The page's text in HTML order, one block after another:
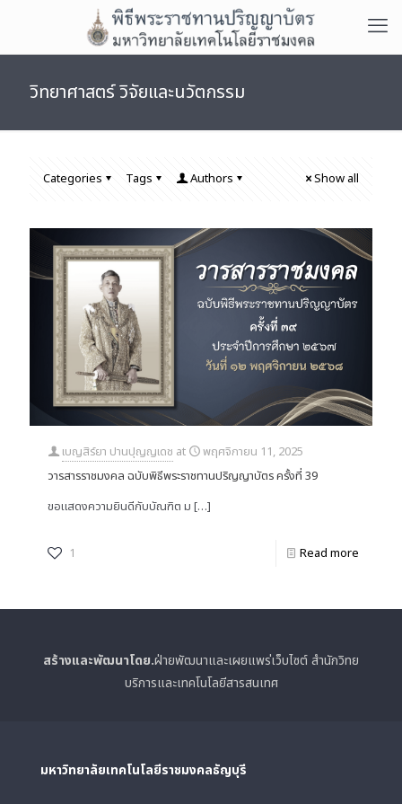
วิทยาศาสตร์ วิจัยและนวัตกรรม
Categories Tags Authors Show all
เบญสิร์ยา ปานปุญญเดช at
พฤศจิกายน 11, 2025
วารสารราชมงคล ฉบับพิธีพระราชทานปริญญาบัตร ครั้งที่ 39
ขอแสดงความยินดีกับบัณฑิต ม […]
1 Read more
สร้างและพัฒนาโดย.ฝ่ายพัฒนาและเผยแพร่เว็บไซต์ สำนักวิทย
บริการและเทคโนโลยีสารสนเทศ
มหาวิทยาลัยเทคโนโลยีราชมงคลธัญบุรี